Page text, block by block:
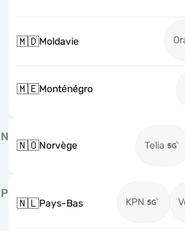
🇲🇩Moldavie
🇲🇪Monténégro
N
🇳🇴Norvège Telia
P
🇳🇱Pays-Bas KPN